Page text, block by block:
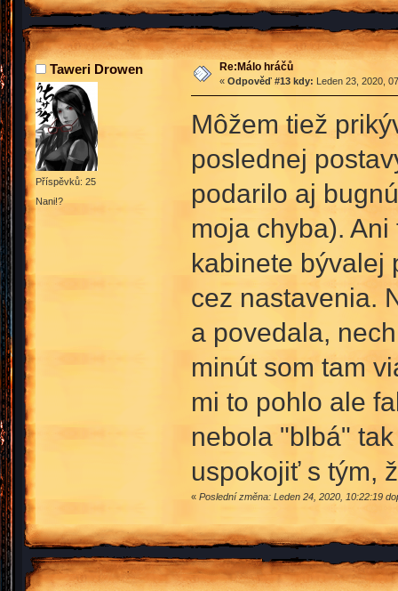
Taweri Drowen
Příspěvků: 25
Nani!?
Re:Málo hráčů
« Odpověď #13 kdy: Leden 23, 2020,
Môžem tiež
poslednej
podarilo aj
moja chyba).
kabinete bývalej
cez nastavenia.
a povedala,
minút som tam
mi to pohlo ale
nebola "blbá"
uspokojiť s tým,
« Poslední změna: Leden 24, 2020, 10:22:19